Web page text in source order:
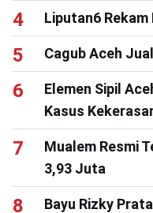
Liputan6 Rekam
Cagub Aceh
Elemen Sipil
Kasus
Mualem Resmi
3,93 Juta
Bayu Rizky